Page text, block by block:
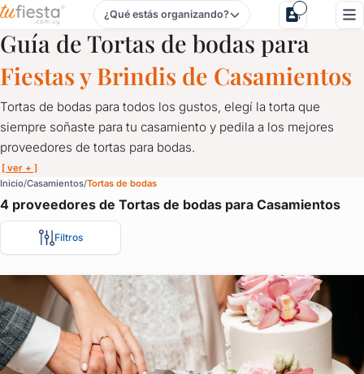
Tortas de bodas para Casamientos en Uruguay
¿Qué estás organizando?
Guía de Tortas de bodas para
Fiestas y Brindis de Casamientos
Tortas de bodas para todos los gustos, elegí la torta que
siempre soñaste para tu casamiento y pedila a los mejores
proveedores de tortas para bodas.
[ ver + ]
Inicio Casamientos Tortas de bodas
4 proveedores de Tortas de bodas para Casamientos
Filtros
Tortas de bodas para Casamientos en Uruguay
Tortas de bodas para todos los gustos, elegí la torta que
Todos están en TuFiesta, solicitá cotización a reposteros que